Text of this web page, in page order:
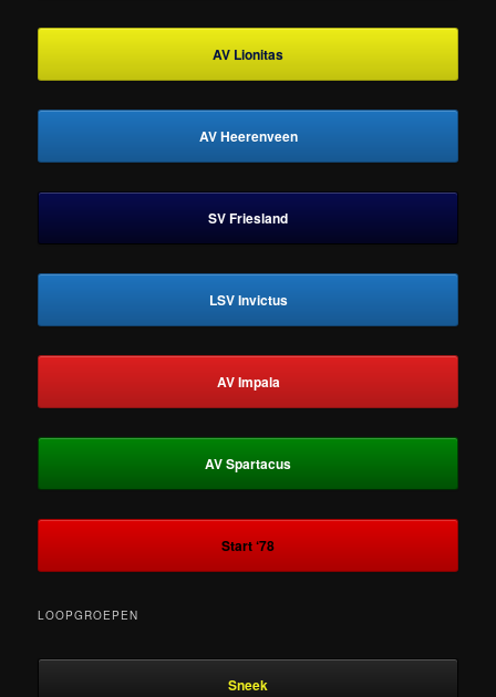
AV Lionitas
AV Heerenveen
SV Friesland
LSV Invictus
AV Impala
AV Spartacus
Start ‘78
LOOPGROEPEN
Sneek